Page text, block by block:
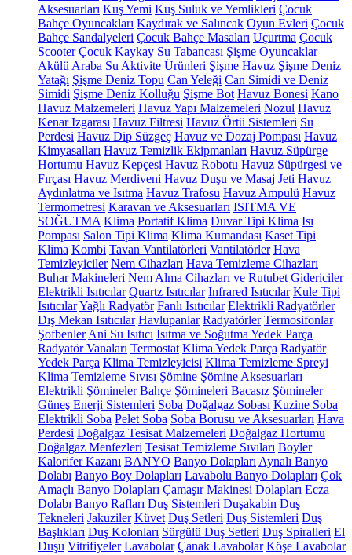
Aksesuarları Kuş Yemi Kuş Suluk ve Yemlikleri Çocuk
Bahçe Oyuncakları Kaydırak ve Salıncak Oyun Evleri Çocuk
Bahçe Sandalyeleri Çocuk Bahçe Masaları Uçurtma Çocuk
Scooter Çocuk Kaykay Su Tabancası Şişme Oyuncaklar
Akülü Araba Su Aktivite Ürünleri Şişme Havuz Şişme Deniz
Yatağı Şişme Deniz Topu Can Yeleği Can Simidi ve Deniz
Simidi Şişme Deniz Kolluğu Şişme Bot Havuz Bonesi Kano
Havuz Malzemeleri Havuz Yapı Malzemeleri Nozul Havuz
Kenar Izgarası Havuz Filtresi Havuz Örtü Sistemleri Su
Perdesi Havuz Dip Süzgeç Havuz ve Dozaj Pompası Havuz
Kimyasalları Havuz Temizlik Ekipmanları Havuz Süpürge
Hortumu Havuz Kepçesi Havuz Robotu Havuz Süpürgesi ve
Fırçası Havuz Merdiveni Havuz Duşu ve Masaj Jeti Havuz
Aydınlatma ve Isıtma Havuz Trafosu Havuz Ampulü Havuz
Termometresi Karavan ve Aksesuarları ISITMA VE
SOĞUTMA Klima Portatif Klima Duvar Tipi Klima Isı
Pompası Salon Tipi Klima Klima Kumandası Kaset Tipi
Klima Kombi Tavan Vantilatörleri Vantilatörler Hava
Temizleyiciler Nem Cihazları Hava Temizleme Cihazları
Buhar Makineleri Nem Alma Cihazları ve Rutubet Gidericiler
Elektrikli Isıtıcılar Quartz Isıtıcılar Infrared Isıtıcılar Kule Tipi
IsıtıcılarYağlı Radyatör Fanlı Isıtıcılar Elektrikli Radyatörler
Dış Mekan Isıtıcılar Havlupanlar Radyatörler Termosifonlar
Şofbenler Ani Su Isıtıcı Isıtma ve Soğutma Yedek Parça
Radyatör Vanaları Termostat Klima Yedek Parça Radyatör
Yedek Parça Klima Temizleyicisi Klima Temizleme Spreyi
Klima Temizleme Sıvısı Şömine Şömine Aksesuarları
Elektrikli Şömineler Bahçe Şömineleri Bacasız Şömineler
Güneş Enerji Sistemleri Soba Doğalgaz Sobası Kuzine Soba
Elektrikli Soba Pelet Soba Soba Borusu ve Aksesuarları Hava
Perdesi Doğalgaz Tesisat Malzemeleri Doğalgaz Hortumu
Doğalgaz Menfezleri Tesisat Temizleme Sıvıları Boyler
Kalorifer Kazanı BANYO Banyo Dolapları Aynalı Banyo
Dolabı Banyo Boy Dolapları Lavabolu Banyo Dolapları Çok
Amaçlı Banyo Dolapları Çamaşır Makinesi Dolapları Ecza
Dolabı Banyo Rafları Duş Sistemleri Duşakabin Duş
Tekneleri Jakuziler Küvet Duş Setleri Duş Sistemleri Duş
Başlıkları Duş Kolonları Sürgülü Duş Setleri Duş Spiralleri El
Duşu Vitrifiyeler Lavabolar Çanak Lavabolar Köşe Lavabolar